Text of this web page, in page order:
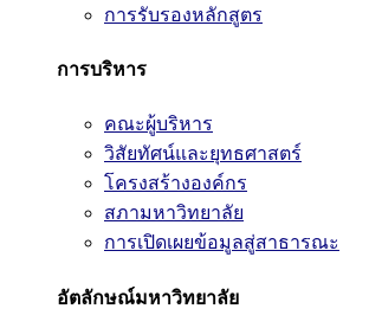
การรับรองหลักสูตร
การบริหาร
คณะผู้บริหาร
วิสัยทัศน์และยุทธศาสตร์
โครงสร้างองค์กร
สภามหาวิทยาลัย
การเปิดเผยข้อมูลสู่สาธารณะ
อัตลักษณ์มหาวิทยาลัย